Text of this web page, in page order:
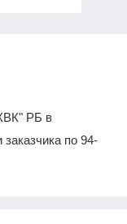
РБ в
заказчика по 94-